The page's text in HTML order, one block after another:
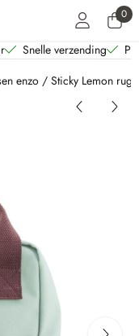
of sta alle 0
Snelle verzending
enzo / Sticky Lemon